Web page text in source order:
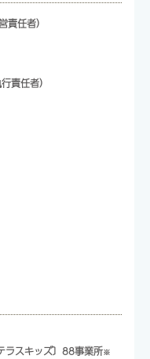
任者）
責任者）
スキッズ〕 88事業所※